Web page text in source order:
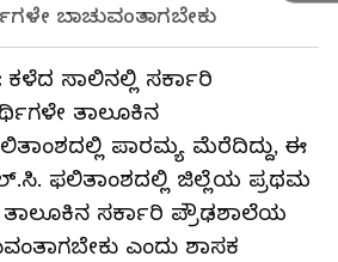
ಬಾಚುವಂತಾಗಬೇಕು
ಕಳೆದ ಸಾಲಿನಲ್ಲಿ ಸರ್ಕಾರಿ
ತಾಲೂಕಿನ
ಪಾರಮ್ಯ ಮೆರೆದಿದ್ದು, ಈ
ಫಲಿತಾಂಶದಲ್ಲಿ ಜಿಲ್ಲೆಯ ಪ್ರಥಮ
ತಾಲೂಕಿನ ಸರ್ಕಾರಿ ಪ್ರೌಢಶಾಲೆಯ
ಎಂದು ಶಾಸಕ